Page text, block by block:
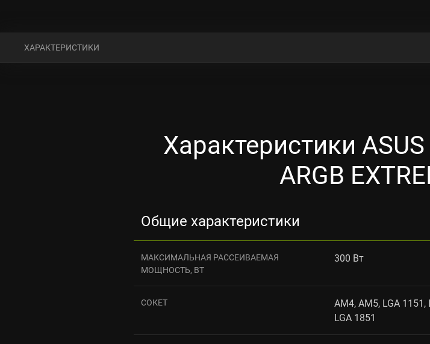
ХАРАКТЕРИСТИКИ
Характеристики
ARGB
Общие характеристики
МАКСИМАЛЬНАЯ РАССЕИВАЕМАЯ
МОЩНОСТЬ, ВТ
300 Вт
СОКЕТ
AM4, AM5, LGA 1151,
LGA 1851